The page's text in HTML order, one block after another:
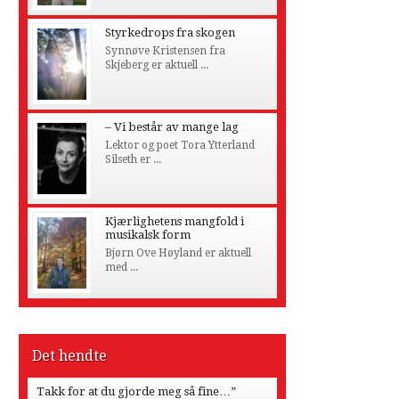
Styrkedrops fra skogen
Synnøve Kristensen fra
Skjeberg er aktuell ...
– Vi består av mange lag
Lektor og poet Tora Ytterland
Silseth er ...
Kjærlighetens mangfold i
musikalsk form
Bjørn Ove Høyland er aktuell
med ...
Det hendte
Takk for at du gjorde meg så fine…”